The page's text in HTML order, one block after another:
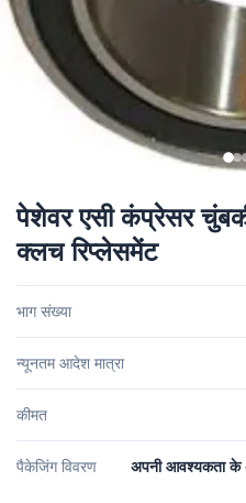
पेशेवर एसी कंप्रेसर
क्लच रिप्लेसमेंट
भाग संख्या
न्यूनतम आदेश मात्रा
कीमत
पैकेजिंग विवरण
अपनी आवश्यकता के